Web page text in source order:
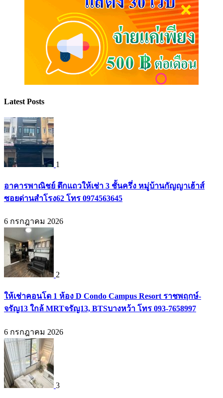
Latest Posts
1
อาคารพาณิชย์ ตึกแถวให้เช่า 3 ชั้นครึ่ง หมู่บ้านกัญญาเฮ้าส์
ซอยด่านสำโรง62 โทร 0974563645
6 กรกฎาคม 2026
2
ให้เช่าคอนโด 1 ห้อง D Condo Campus Resort ราชพฤกษ์-
จรัญ13 ใกล้ MRTจรัญ13, BTSบางหว้า โทร 093-7658997
6 กรกฎาคม 2026
3